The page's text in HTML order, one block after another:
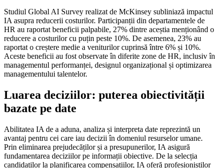
Studiul Global AI Survey realizat de McKinsey subliniază impactul
IA asupra reducerii costurilor. Participanții din departamentele de
HR au raportat beneficii palpabile, 27% dintre aceștia menționând o
reducere a costurilor cu puțin peste 10%. De asemenea, 23% au
raportat o creștere medie a veniturilor cuprinsă între 6% și 10%.
Aceste beneficii au fost observate în diferite zone de HR, inclusiv în
managementul performanței, designul organizațional și optimizarea
managementului talentelor.
Luarea deciziilor: puterea obiectivității
bazate pe date
Abilitatea IA de a aduna, analiza și interpreta date reprezintă un
avantaj pentru cei care iau decizii în domeniul resurselor umane.
Prin eliminarea prejudecăților și a presupunerilor, IA asigură
fundamentarea deciziilor pe informații obiective. De la selecția
candidaților la planificarea compensațiilor, IA oferă profesioniștilor